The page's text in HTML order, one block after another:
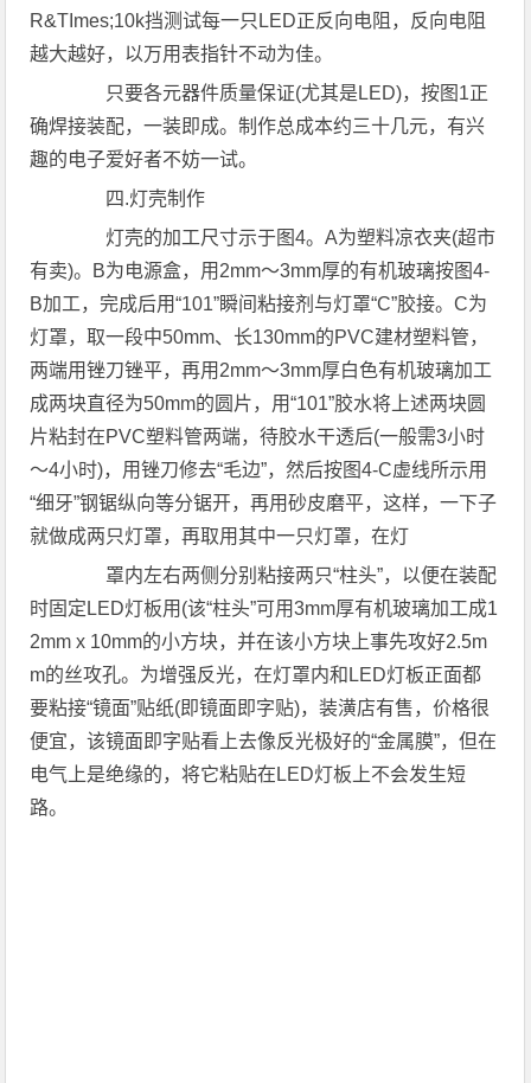
R&TImes;10k挡测试每一只LED正反向电阻，反向电阻
越大越好，以万用表指针不动为佳。
只要各元器件质量保证(尤其是LED)，按图1正
确焊接装配，一装即成。制作总成本约三十几元，有兴
趣的电子爱好者不妨一试。
四.灯壳制作
灯壳的加工尺寸示于图4。A为塑料凉衣夹(超市
有卖)。B为电源盒，用2mm～3mm厚的有机玻璃按图4-
B加工，完成后用“101”瞬间粘接剂与灯罩“C”胶接。C为
灯罩，取一段中50mm、长130mm的PVC建材塑料管，
两端用锉刀锉平，再用2mm～3mm厚白色有机玻璃加工
成两块直径为50mm的圆片，用“101”胶水将上述两块圆
片粘封在PVC塑料管两端，待胶水干透后(一般需3小时
～4小时)，用锉刀修去“毛边”，然后按图4-C虚线所示用
“细牙”钢锯纵向等分锯开，再用砂皮磨平，这样，一下子
就做成两只灯罩，再取用其中一只灯罩，在灯
罩内左右两侧分别粘接两只“柱头”，以便在装配
时固定LED灯板用(该“柱头”可用3mm厚有机玻璃加工成1
2mm x 10mm的小方块，并在该小方块上事先攻好2.5m
m的丝攻孔。为增强反光，在灯罩内和LED灯板正面都
要粘接“镜面”贴纸(即镜面即字贴)，装潢店有售，价格很
便宜，该镜面即字贴看上去像反光极好的“金属膜”，但在
电气上是绝缘的，将它粘贴在LED灯板上不会发生短
路。